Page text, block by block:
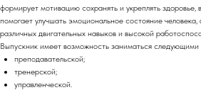
формирует мотивацию сохранять и укреплять здоровье,
помогает улучшать эмоциональное состояние
различных двигательных навыков и высокой
Выпускник имеет возможность заниматься следующими
преподавательской;
тренерской;
управленческой.